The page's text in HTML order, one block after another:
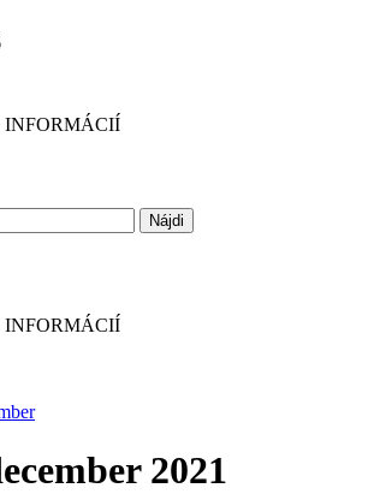
2021